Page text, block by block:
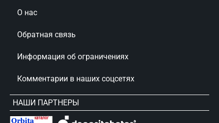
О нас
Обратная связь
Информация об ограничениях
Комментарии в наших соцсетях
НАШИ ПАРТНЕРЫ